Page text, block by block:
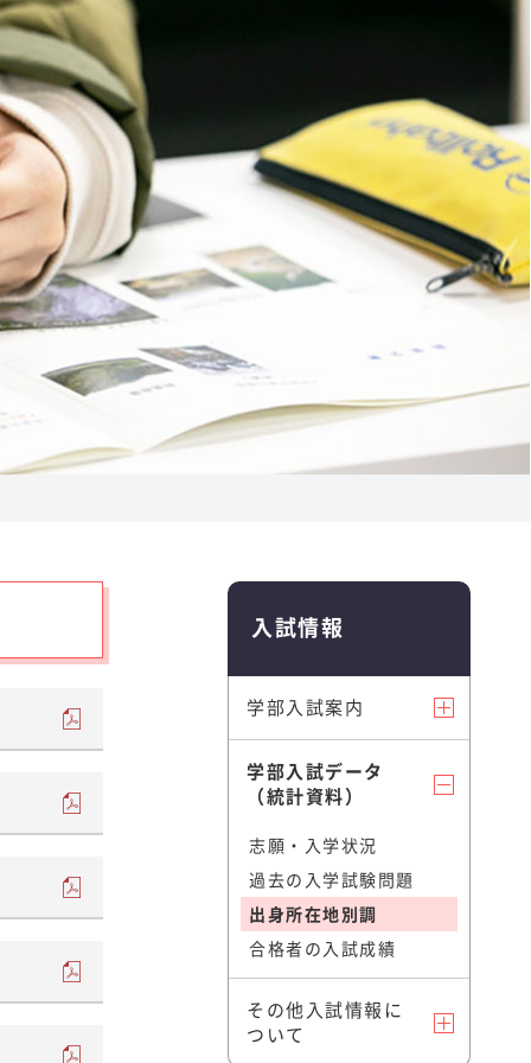
キャンパスライフ
先輩たちのプライベートライフ
大学の過ごし方
北海道 室蘭の暮らし
学外活動
施設案内
就職状況
入試情報
学部入試案内
学部入試データ
（統計資料）
志願・入学状況
過去の入学試験問題
出身所在地別調
合格者の入試成績
その他入試情報に
ついて